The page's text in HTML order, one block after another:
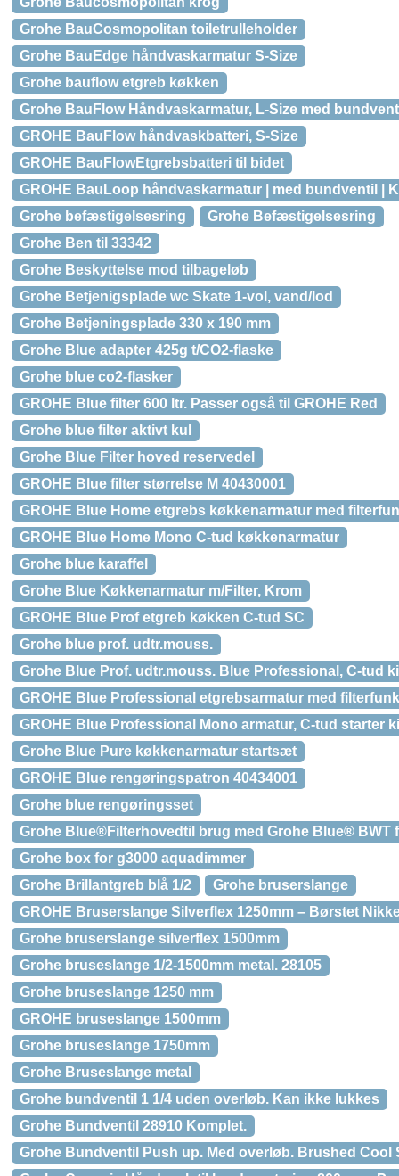
Grohe BauCosmopolitan toiletrulleholder
Grohe BauEdge håndvaskarmatur S-Size
Grohe bauflow etgreb køkken
Grohe BauFlow Håndvaskarmatur, L-Size med
GROHE BauFlow håndvaskbatteri, S-Size
GROHE BauFlowEtgrebsbatteri til bidet
GROHE BauLoop håndvaskarmatur | med bundventil |
Grohe befæstigelsesring
Grohe Befæstigelsesring
Grohe Ben til 33342
Grohe Beskyttelse mod tilbageløb
Grohe Betjenigsplade wc Skate 1-vol, vand/lod
Grohe Betjeningsplade 330 x 190 mm
Grohe Blue adapter 425g t/CO2-flaske
Grohe blue co2-flasker
GROHE Blue filter 600 ltr. Passer også til GROHE Red
Grohe blue filter aktivt kul
Grohe Blue Filter hoved reservedel
GROHE Blue filter størrelse M 40430001
GROHE Blue Home etgrebs køkkenarmatur med
GROHE Blue Home Mono C-tud køkkenarmatur
Grohe blue karaffel
Grohe Blue Køkkenarmatur m/Filter, Krom
GROHE Blue Prof etgreb køkken C-tud SC
Grohe blue prof. udtr.mouss.
Grohe Blue Prof. udtr.mouss. Blue Professional, C-tud
GROHE Blue Professional etgrebsarmatur med
GROHE Blue Professional Mono armatur, C-tud starter
Grohe Blue Pure køkkenarmatur startsæt
GROHE Blue rengøringspatron 40434001
Grohe blue rengøringsset
Grohe Blue®Filterhovedtil brug med Grohe Blue® BWT
Grohe box for g3000 aquadimmer
Grohe Brillantgreb blå 1/2
Grohe bruserslange
GROHE Bruserslange Silverflex 1250mm – Børstet
Grohe bruserslange silverflex 1500mm
Grohe bruseslange 1/2-1500mm metal. 28105
Grohe bruseslange 1250 mm
GROHE bruseslange 1500mm
Grohe bruseslange 1750mm
Grohe Bruseslange metal
Grohe bundventil 1 1/4 uden overløb. Kan ikke lukkes
Grohe Bundventil 28910 Komplet.
Grohe Bundventil Push up. Med overløb. Brushed Cool